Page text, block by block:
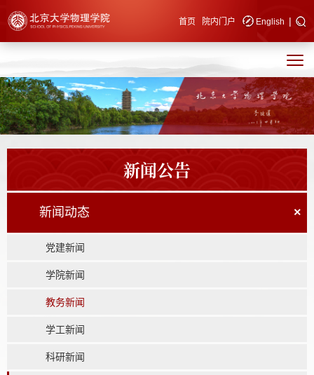
快速导航 首页 院内门户 English |
新闻公告
新闻动态 ×
党建新闻
学院新闻
教务新闻
学工新闻
科研新闻